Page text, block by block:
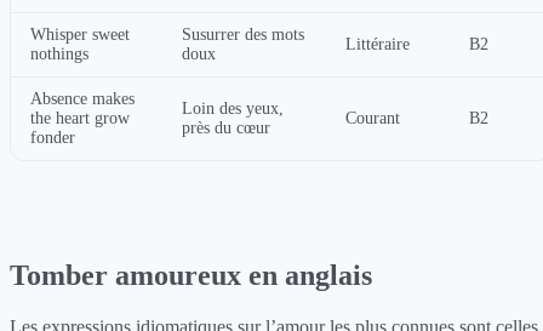
Whisper sweet
nothings
Susurrer des mots
doux
Littéraire B2
Absence makes
the heart grow
fonder
Loin des yeux,
près du cœur
Courant B2
Tomber amoureux en anglais
Les expressions idiomatiques sur l’amour les plus connues sont celles